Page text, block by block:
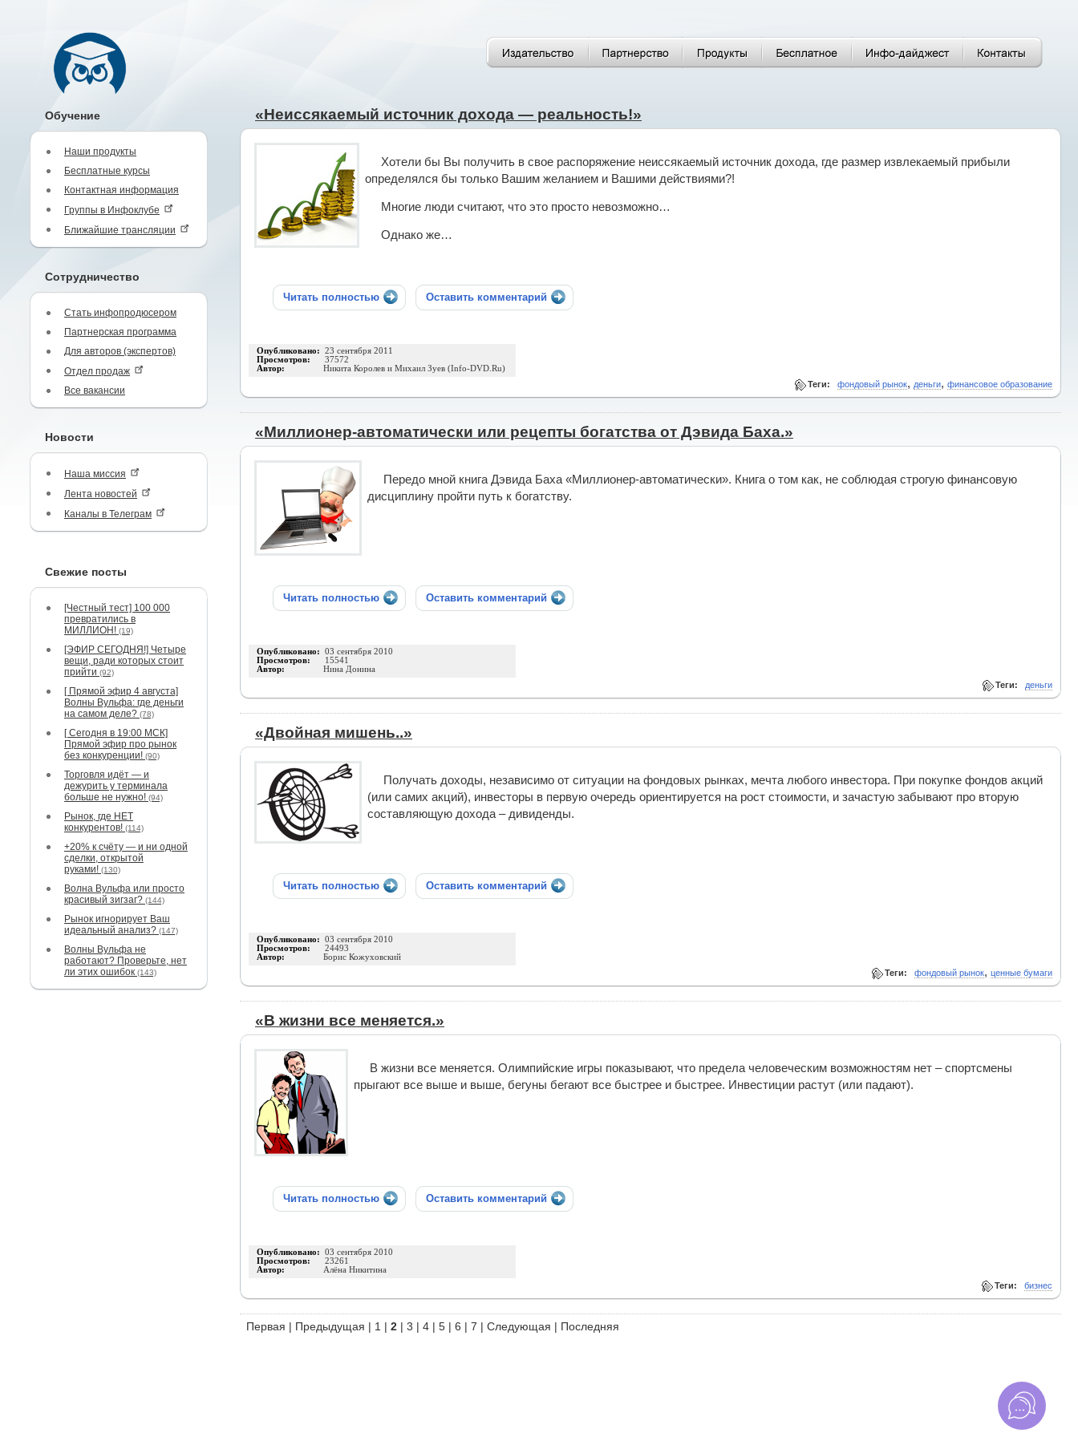
Обучение
Наши продукты
Бесплатные курсы
Контактная информация
Группы в Инфоклубе
Ближайшие трансляции
Сотрудничество
Стать инфопродюсером
Партнерская программа
Для авторов (экспертов)
Отдел продаж
Все вакансии
Новости
Наша миссия
Лента новостей
Каналы в Телеграм
Свежие посты
[Честный тест] 100 000
превратились в
МИЛЛИОН! (19)
[ЭФИР СЕГОДНЯ!] Четыре
вещи, ради которых стоит
прийти (92)
[ Прямой эфир 4 августа]
Волны Вульфа: где деньги
на самом деле? (78)
[ Сегодня в 19:00 МСК]
Прямой эфир про рынок
без конкуренции! (90)
Торговля идёт — и
дежурить у терминала
больше не нужно! (94)
Рынок, где НЕТ
конкурентов! (114)
+20% к счёту — и ни одной
сделки, открытой
руками! (130)
Волна Вульфа или просто
красивый зигзаг? (144)
Рынок игнорирует Ваш
идеальный анализ? (147)
Волны Вульфа не
работают? Проверьте, нет
ли этих ошибок (143)
«Неиссякаемый источник дохода — реальность!»
Хотели бы Вы получить в свое распоряжение неиссякаемый источник дохода, где размер извлекаемый прибыли
определялся бы только Вашим желанием и Вашими действиями?!
Многие люди считают, что это просто невозможно…
Однако же…
Читать полностью Оставить комментарий
Опубликовано: 23 сентября 2011
Просмотров: 37572
Автор: Никита Королев и Михаил Зуев (Info-DVD.Ru)
Теги: фондовый рынок, деньги, финансовое образование
«Миллионер-автоматически или рецепты богатства от Дэвида Баха.»
Передо мной книга Дэвида Баха «Миллионер-автоматически». Книга о том как, не соблюдая строгую финансовую
дисциплину пройти путь к богатству.
Читать полностью Оставить комментарий
Опубликовано: 03 сентября 2010
Просмотров: 15541
Автор: Нина Донина
Теги: деньги
«Двойная мишень..»
Получать доходы, независимо от ситуации на фондовых рынках, мечта любого инвестора. При покупке фондов акций
(или самих акций), инвесторы в первую очередь ориентируется на рост стоимости, и зачастую забывают про вторую
составляющую дохода – дивиденды.
Читать полностью Оставить комментарий
Опубликовано: 03 сентября 2010
Просмотров: 24493
Автор: Борис Кожуховский
Теги: фондовый рынок, ценные бумаги
«В жизни все меняется.»
В жизни все меняется. Олимпийские игры показывают, что предела человеческим возможностям нет – спортсмены
прыгают все выше и выше, бегуны бегают все быстрее и быстрее. Инвестиции растут (или падают).
Читать полностью Оставить комментарий
Опубликовано: 03 сентября 2010
Просмотров: 23261
Автор: Алёна Никитина
Теги: бизнес
Первая | Предыдущая | 1 | 2 | 3 | 4 | 5 | 6 | 7 | Следующая | Последняя